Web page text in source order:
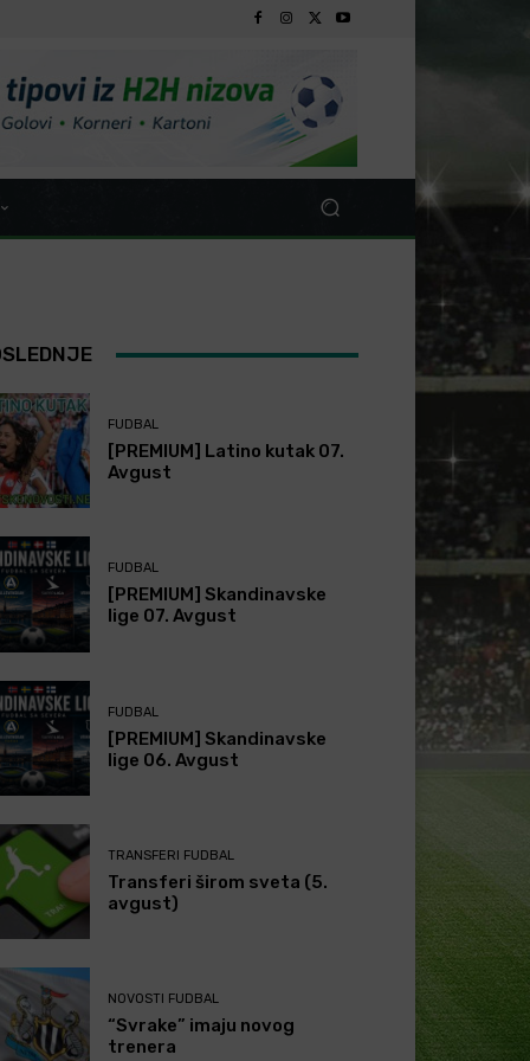
FUDBAL
[PREMIUM] Latino kutak 07.
Avgust
FUDBAL
[PREMIUM] Skandinavske
lige 07. Avgust
FUDBAL
[PREMIUM] Skandinavske
lige 06. Avgust
TRANSFERI FUDBAL
Transferi širom sveta (5.
avgust)
NOVOSTI FUDBAL
“Svrake” imaju novog
trenera